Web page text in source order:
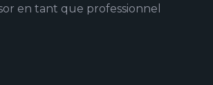
en tant que professionnel